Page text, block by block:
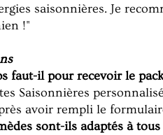
saisonnières. Je
!"
faut-il pour recevoir le
Saisonnières
avoir rempli le
sont-ils adaptés à